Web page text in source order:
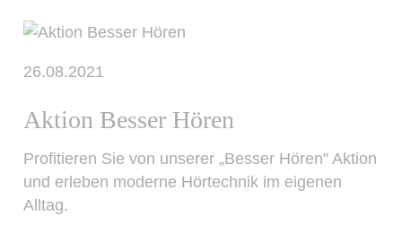
26.08.2021
Aktion Besser Hören
Profitieren Sie von unserer „Besser Hören" Aktion
und erleben moderne Hörtechnik im eigenen
Alltag.